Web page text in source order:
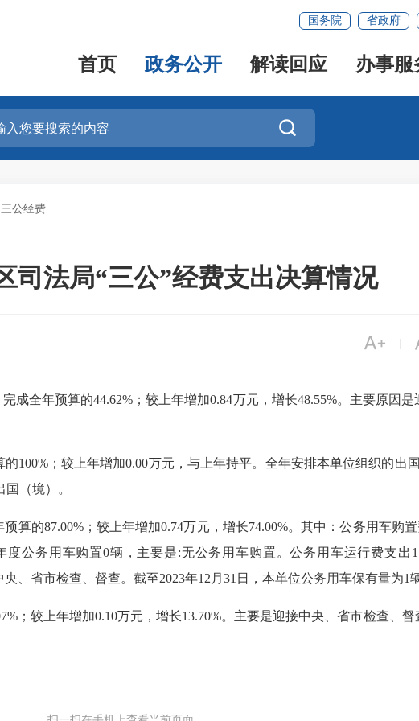
国务院 省政府
首页 政务公开 解读回应 办事服

三公经费
司法局“三公”经费支出决算情况

全年预算的44.62%；较上年增加0.84万元，增长48.55%。主要原因是
；较上年增加0.00万元，与上年持平。全年安排本单位组织的出
（境）。
的87.00%；较上年增加0.74万元，增长74.00%。其中：公务用车购
度公务用车购置0辆，主要是:无公务用车购置。公务用车运行费支出
、省市检查、督查。截至2023年12月31日，本单位公务用车保有量为1辆
较上年增加0.10万元，增长13.70%。主要是迎接中央、省市检查、督